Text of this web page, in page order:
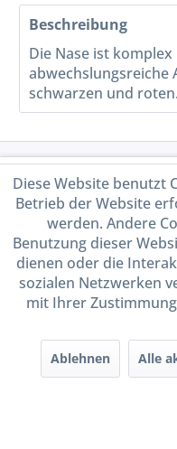
Beschreibung
Die Nase ist
abwechslungsreiche
schwarzen und
Service Hotline
Shop Service
Informationen
Handel mit
durch DE-
Diese Website benutzt
Betrieb der Website
werden. Andere
Benutzung dieser
dienen oder die
sozialen Netzwerken
mit Ihrer
Ablehnen Alle